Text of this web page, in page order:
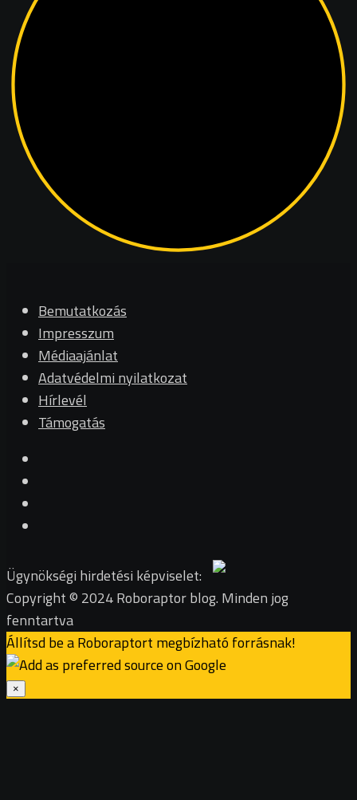
Bemutatkozás
Impresszum
Médiaajánlat
Adatvédelmi nyilatkozat
Hírlevél
Támogatás
Ügynökségi hirdetési képviselet:
Copyright © 2024 Roboraptor blog. Minden jog
fenntartva
Állítsd be a Roboraptort megbízható forrásnak!
×